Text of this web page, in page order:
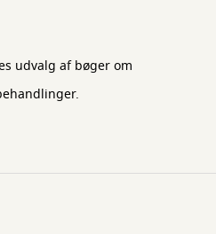
udvalg af bøger om